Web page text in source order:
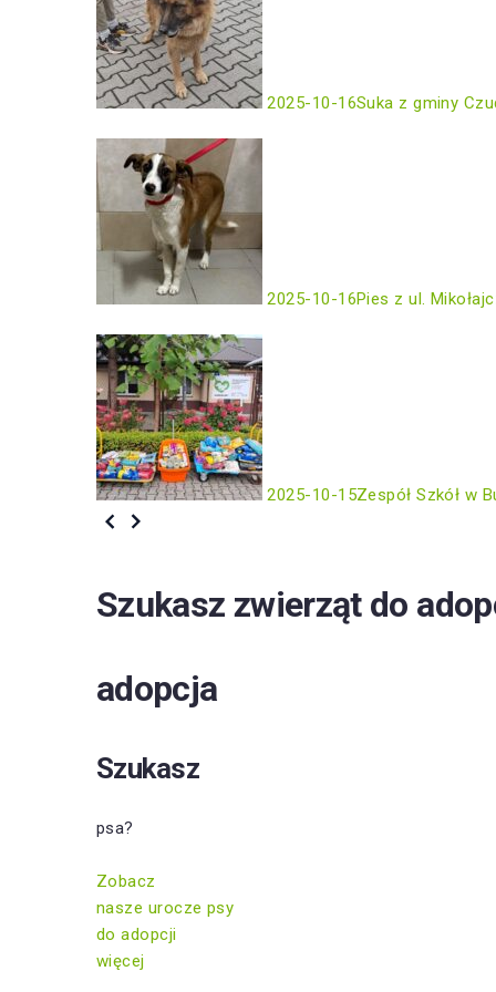
2025-10-16Suka z gminy
2025-10-16Pies z ul.
2025-10-15Zespół Szkół w
Szukasz zwierząt do
adopcja
Szukasz
psa?
Zobacz
nasze urocze psy
do adopcji
więcej